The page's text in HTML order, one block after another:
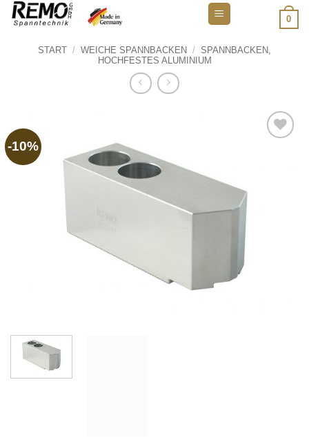
Zum
Inhalt
0
START / WEICHE SPANNBACKEN / SPANNBACKEN,
HOCHFESTES ALUMINIUM
-10%